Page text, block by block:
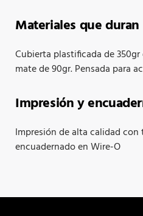
Materiales que duran
Cubierta plastificada de
mate de 90gr. Pensada para
Impresión y
Impresión de alta calidad
encuadernado en Wire-O